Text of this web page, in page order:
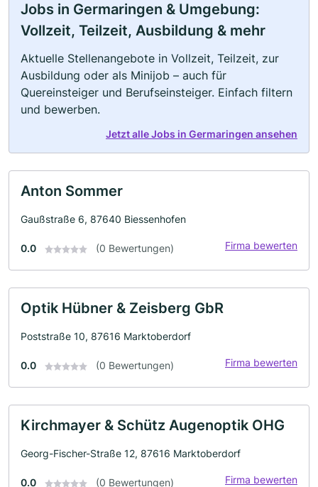
Jobs in Germaringen & Umgebung:
Vollzeit, Teilzeit, Ausbildung & mehr
Aktuelle Stellenangebote in Vollzeit, Teilzeit, zur
Ausbildung oder als Minijob – auch für
Quereinsteiger und Berufseinsteiger. Einfach filtern
und bewerben.
Jetzt alle Jobs in Germaringen ansehen
Anton Sommer
Gaußstraße 6, 87640 Biessenhofen
0.0 (0 Bewertungen) Firma bewerten
Optik Hübner & Zeisberg GbR
Poststraße 10, 87616 Marktoberdorf
0.0 (0 Bewertungen) Firma bewerten
Kirchmayer & Schütz Augenoptik OHG
Georg-Fischer-Straße 12, 87616 Marktoberdorf
0.0 (0 Bewertungen) Firma bewerten